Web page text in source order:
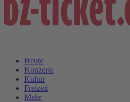
Heute
Konzerte
Kultur
Freizeit
Mehr